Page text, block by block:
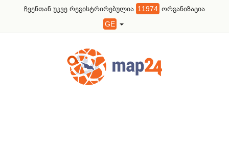
ჩვენთან უკვე რეგისტრირებულია 11974 ორგანიზაცია
GE